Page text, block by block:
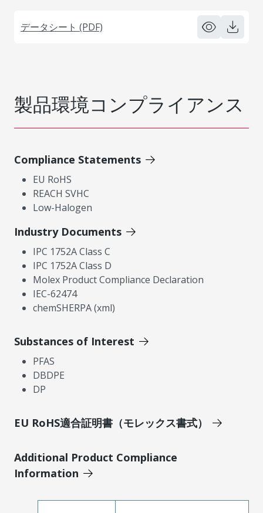
データシート (PDF)
製品環境コンプライアンス
Compliance Statements
EU RoHS
REACH SVHC
Low-Halogen
Industry Documents
IPC 1752A Class C
IPC 1752A Class D
Molex Product Compliance Declaration
IEC-62474
chemSHERPA (xml)
Substances of Interest
PFAS
DBDPE
DP
EU RoHS適合証明書（モレックス書式）
Additional Product Compliance
Information